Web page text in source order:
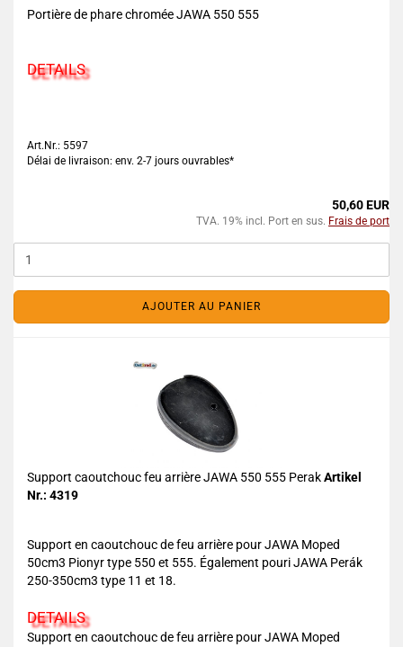
Portière de phare chromée JAWA 550 555
DETAILS
Art.Nr.: 5597
Délai de livraison: env. 2-7 jours ouvrables*
50,60 EUR
TVA. 19% incl. Port en sus. Frais de port
AJOUTER AU PANIER
Support caoutchouc feu arrière JAWA 550 555 PerakArtikel
Nr.: 4319
Support en caoutchouc de feu arrière pour JAWA Moped
50cm3 Pionyr type 550 et 555. Également pouri JAWA Perák
250-350cm3 type 11 et 18.
DETAILS
Support en caoutchouc de feu arrière pour JAWA Moped